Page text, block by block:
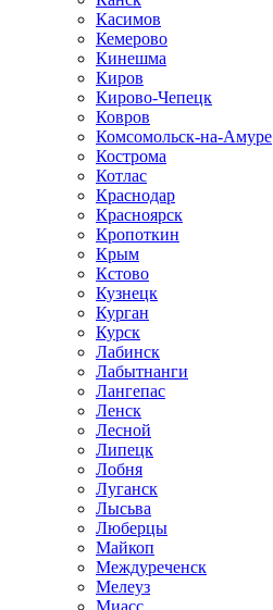
Касимов
Кемерово
Кинешма
Киров
Кирово-Чепецк
Ковров
Комсомольск-на-Амуре
Кострома
Котлас
Краснодар
Красноярск
Кропоткин
Крым
Кстово
Кузнецк
Курган
Курск
Лабинск
Лабытнанги
Лангепас
Ленск
Лесной
Липецк
Лобня
Луганск
Лысьва
Люберцы
Майкоп
Междуреченск
Мелеуз
Миасс